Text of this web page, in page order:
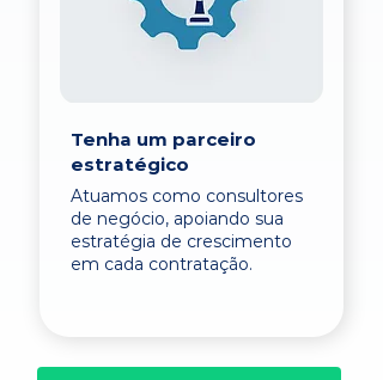
Tenha um parceiro
estratégico
Atuamos como consultores
de negócio, apoiando sua
estratégia de crescimento
em cada contratação.